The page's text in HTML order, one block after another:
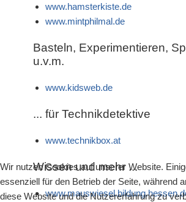
www.hamsterkiste.de
www.mintphilmal.de
Basteln, Experimentieren,
u.v.m.
www.kidsweb.de
... für Technikdetektive
www.technikbox.at
Wissen und mehr ...
Wir nutzen Cookies auf unserer Website.
essenziell für den Betrieb der Seite, während
diese Website und die Nutzererfahrung zu